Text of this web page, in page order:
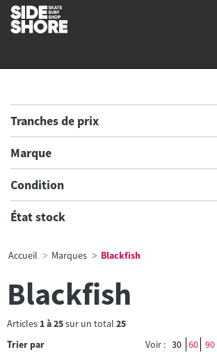
Tranches de prix
Marque
Condition
État stock
Accueil Marques Blackfish
Blackfish
Articles 1à25sur un total 25
Trier par
Voir : 30 60 90